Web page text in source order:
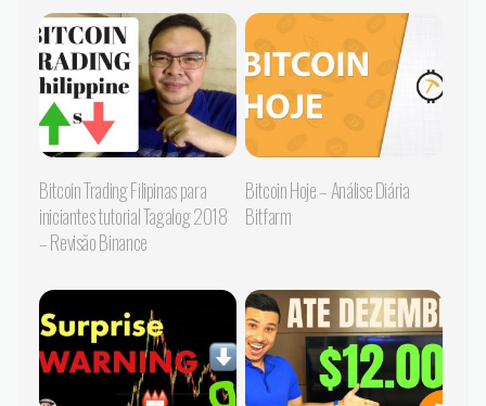
Bitcoin Trading Filipinas para
iniciantes tutorial Tagalog 2018
– Revisão Binance
Bitcoin Hoje – Análise Diária
Bitfarm